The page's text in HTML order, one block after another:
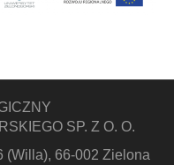
SP. Z O. O.
(Willa), 66-002 Zielona